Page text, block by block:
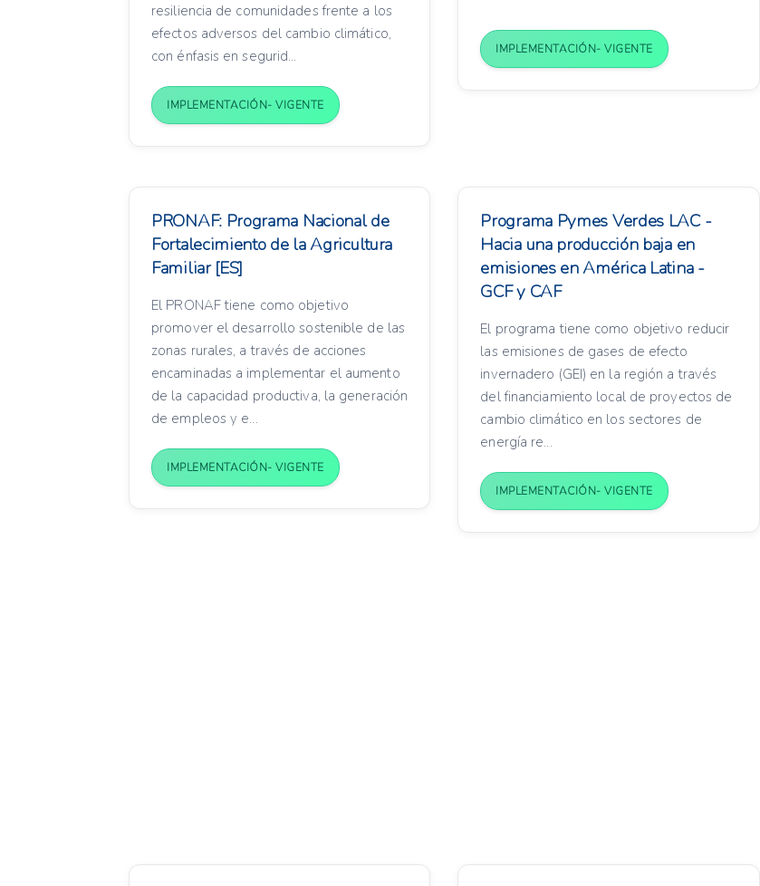
resiliencia de comunidades frente a los
efectos adversos del cambio climático,
con énfasis en segurid...
IMPLEMENTACIÓN- VIGENTE
IMPLEMENTACIÓN- VIGENTE
PRONAF: Programa Nacional de
Fortalecimiento de la Agricultura
Familiar [ES]
El PRONAF tiene como objetivo
promover el desarrollo sostenible de las
zonas rurales, a través de acciones
encaminadas a implementar el aumento
de la capacidad productiva, la generación
de empleos y e...
IMPLEMENTACIÓN- VIGENTE
Programa Pymes Verdes LAC -
Hacia una producción baja en
emisiones en América Latina -
GCF y CAF
El programa tiene como objetivo reducir
las emisiones de gases de efecto
invernadero (GEI) en la región a través
del financiamiento local de proyectos de
cambio climático en los sectores de
energía re...
IMPLEMENTACIÓN- VIGENTE